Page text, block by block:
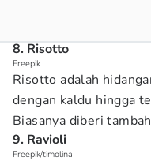
8. Risotto
Freepik
Risotto adalah
dengan kaldu hingga
Biasanya diberi
9. Ravioli
Freepik/timolina